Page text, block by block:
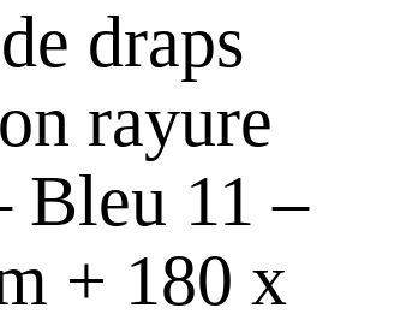
draps
rayure
Bleu 11 –
+ 180 x